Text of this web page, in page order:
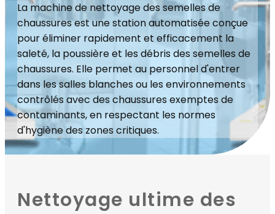
La machine de nettoyage des semelles de
chaussures est une station automatisée conçue
pour éliminer rapidement et efficacement la
saleté, la poussière et les débris des semelles de
chaussures. Elle permet au personnel d'entrer
dans les salles blanches ou les environnements
contrôlés avec des chaussures exemptes de
contaminants, en respectant les normes
d'hygiène des zones critiques.
Nettoyage ultime des